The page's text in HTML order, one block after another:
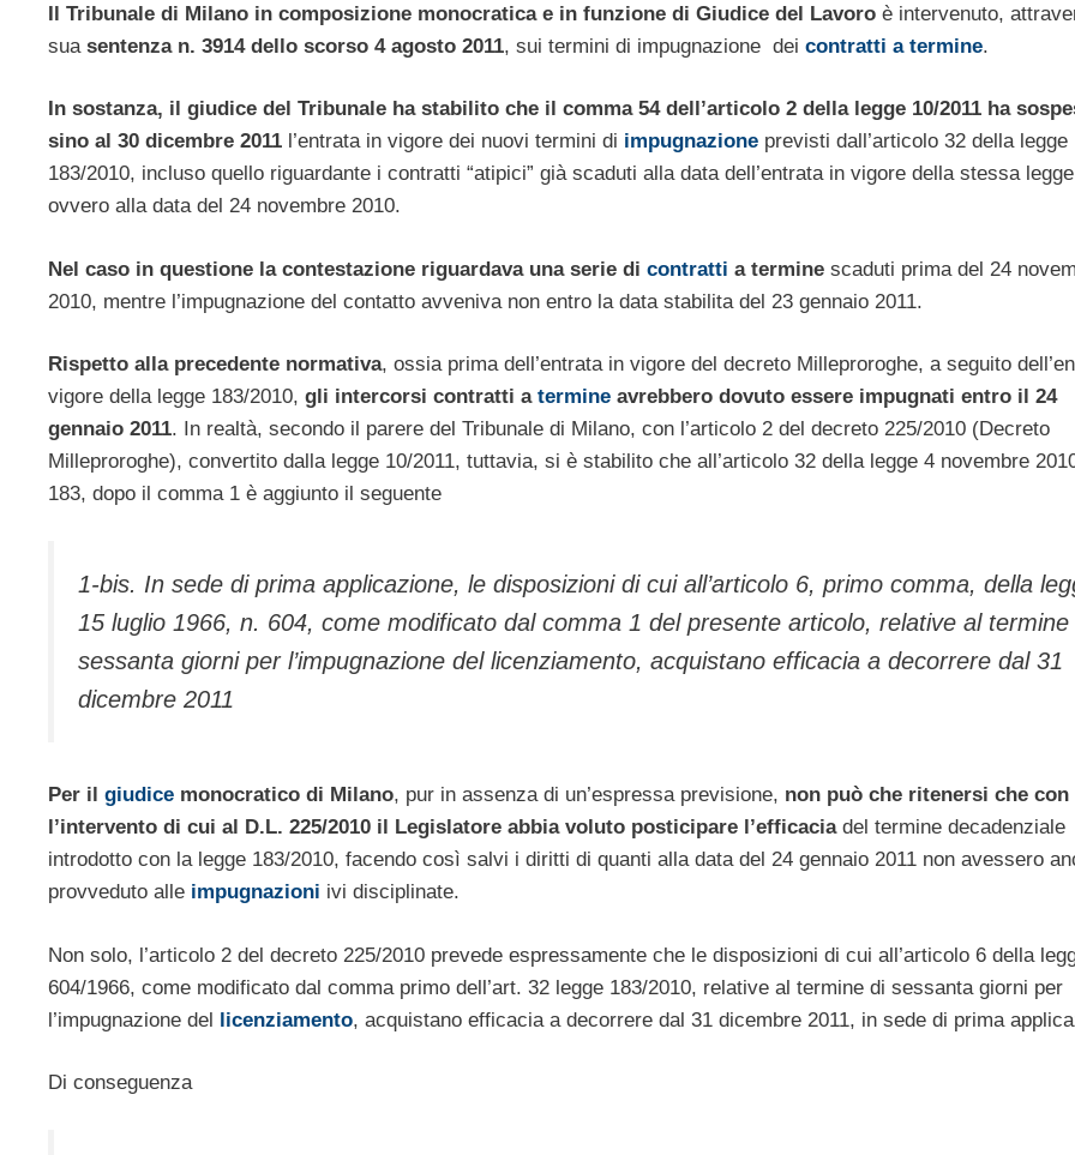
Il Tribunale di Milano in composizione monocratica e in funzione di Giudice del Lavoro è intervenuto,
sua sentenza n. 3914 dello scorso 4 agosto 2011, sui termini di impugnazione dei contratti a termine.
In sostanza, il giudice del Tribunale ha stabilito che il comma 54 dell’articolo 2 della legge 10/2011 ha
sino al 30 dicembre 2011 l’entrata in vigore dei nuovi termini di impugnazione previsti dall’articolo 32 della legge
183/2010, incluso quello riguardante i contratti “atipici” già scaduti alla data dell’entrata in vigore della stessa
ovvero alla data del 24 novembre 2010.
Nel caso in questione la contestazione riguardava una serie di contratti a termine scaduti prima del 24
2010, mentre l’impugnazione del contatto avveniva non entro la data stabilita del 23 gennaio 2011.
Rispetto alla precedente normativa, ossia prima dell’entrata in vigore del decreto Milleproroghe, a seguito
vigore della legge 183/2010, gli intercorsi contratti a termine avrebbero dovuto essere impugnati entro il 24
gennaio 2011. In realtà, secondo il parere del Tribunale di Milano, con l’articolo 2 del decreto 225/2010 (Decreto
Milleproroghe), convertito dalla legge 10/2011, tuttavia, si è stabilito che all’articolo 32 della legge 4 novembre
183, dopo il comma 1 è aggiunto il seguente
1‐bis. In sede di prima applicazione, le disposizioni di cui all’articolo 6, primo comma, della
15 luglio 1966, n. 604, come modificato dal comma 1 del presente articolo, relative al termine
sessanta giorni per l’impugnazione del licenziamento, acquistano efficacia a decorrere dal 31
dicembre 2011
Per il giudice monocratico di Milano, pur in assenza di un’espressa previsione, non può che ritenersi che con
l’intervento di cui al D.L. 225/2010 il Legislatore abbia voluto posticipare l’efficaciadel termine decadenziale
introdotto con la legge 183/2010, facendo così salvi i diritti di quanti alla data del 24 gennaio 2011 non avessero
provveduto alle impugnazioni ivi disciplinate.
Non solo, l’articolo 2 del decreto 225/2010 prevede espressamente che le disposizioni di cui all’articolo 6 della
604/1966, come modificato dal comma primo dell’art. 32 legge 183/2010, relative al termine di sessanta giorni per
l’impugnazione del licenziamento, acquistano efficacia a decorrere dal 31 dicembre 2011, in sede di prima
Di conseguenza